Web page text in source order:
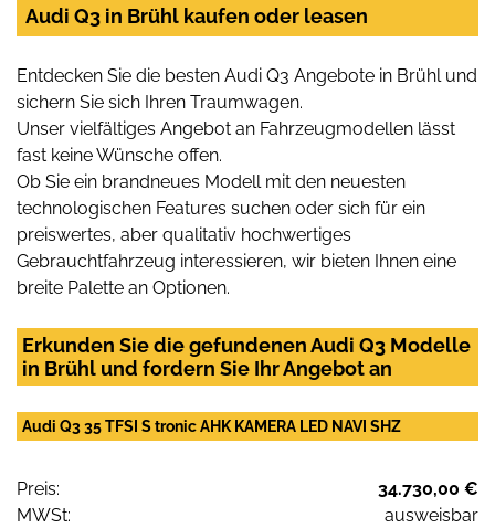
Audi Q3 in Brühl kaufen oder leasen
Entdecken Sie die besten Audi Q3 Angebote in Brühl und
sichern Sie sich Ihren Traumwagen.
Unser vielfältiges Angebot an Fahrzeugmodellen lässt
fast keine Wünsche offen.
Ob Sie ein brandneues Modell mit den neuesten
technologischen Features suchen oder sich für ein
preiswertes, aber qualitativ hochwertiges
Gebrauchtfahrzeug interessieren, wir bieten Ihnen eine
breite Palette an Optionen.
Erkunden Sie die gefundenen Audi Q3 Modelle
in Brühl und fordern Sie Ihr Angebot an
Audi Q3 35 TFSI S tronic AHK KAMERA LED NAVI SHZ
Preis:
34.730,00 €
MWSt:
ausweisbar